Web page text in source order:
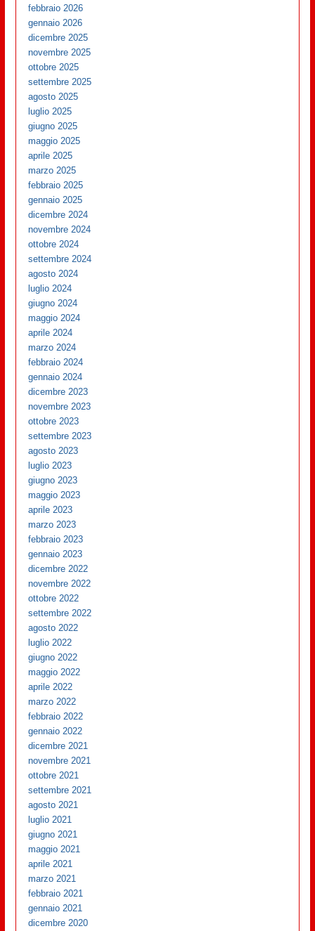
febbraio 2026
gennaio 2026
dicembre 2025
novembre 2025
ottobre 2025
settembre 2025
agosto 2025
luglio 2025
giugno 2025
maggio 2025
aprile 2025
marzo 2025
febbraio 2025
gennaio 2025
dicembre 2024
novembre 2024
ottobre 2024
settembre 2024
agosto 2024
luglio 2024
giugno 2024
maggio 2024
aprile 2024
marzo 2024
febbraio 2024
gennaio 2024
dicembre 2023
novembre 2023
ottobre 2023
settembre 2023
agosto 2023
luglio 2023
giugno 2023
maggio 2023
aprile 2023
marzo 2023
febbraio 2023
gennaio 2023
dicembre 2022
novembre 2022
ottobre 2022
settembre 2022
agosto 2022
luglio 2022
giugno 2022
maggio 2022
aprile 2022
marzo 2022
febbraio 2022
gennaio 2022
dicembre 2021
novembre 2021
ottobre 2021
settembre 2021
agosto 2021
luglio 2021
giugno 2021
maggio 2021
aprile 2021
marzo 2021
febbraio 2021
gennaio 2021
dicembre 2020